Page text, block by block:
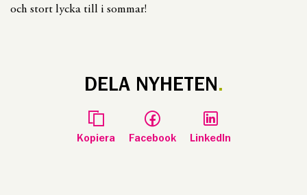
och stort lycka till i sommar!
DELA NYHETEN
Kopiera Facebook LinkedIn